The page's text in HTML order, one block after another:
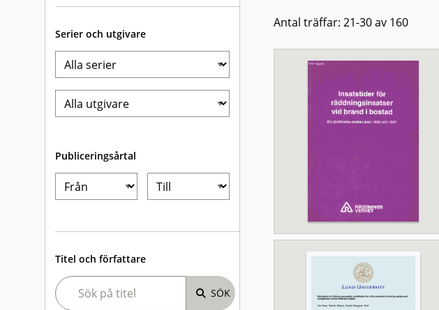
Serier och utgivare
Publiceringsårtal
Titel och författare
Antal träffar: 21-30 av 160